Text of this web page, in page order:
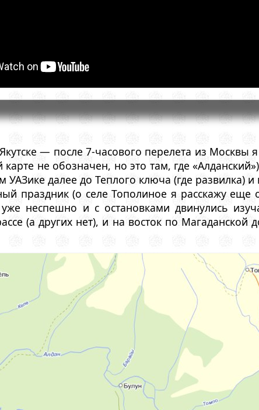
— после 7-часового перелета из Москвы
карте не обозначен, но это там, где
УАЗике далее до Теплого ключа (где развилка)
праздник (о селе Тополиное я расскажу еще
неспешно и с остановками двинулись
(а других нет), и на восток по